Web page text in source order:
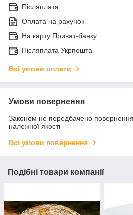
Післяплата
Оплата на рахунок
На карту Приват-банку
Післяплата Укрпошта
Всі умови оплати
Умови повернення
Законом не передбачено
належної якості
Всі умови повернення
Подібні товари компанії